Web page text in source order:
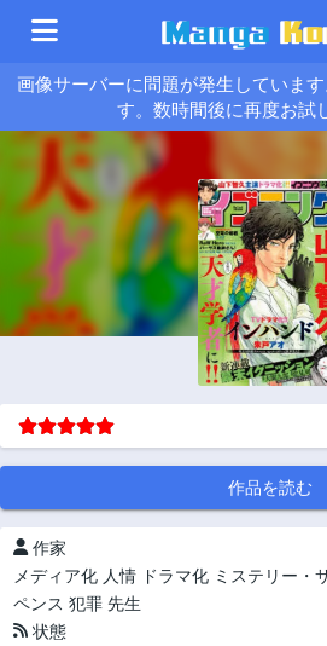
画像サーバーに問題が発生していま
す。数時間後に再度お試
作品を読む
作家
メディア化 人情 ドラマ化 ミステリー・
ペンス 犯罪 先生
状態